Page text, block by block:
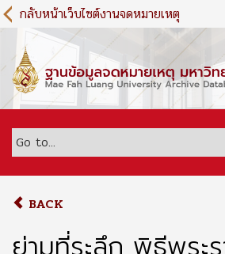
S
k
m
c
กลับหน้าเว็บไซต์งานจดหมายเหตุ
BACK